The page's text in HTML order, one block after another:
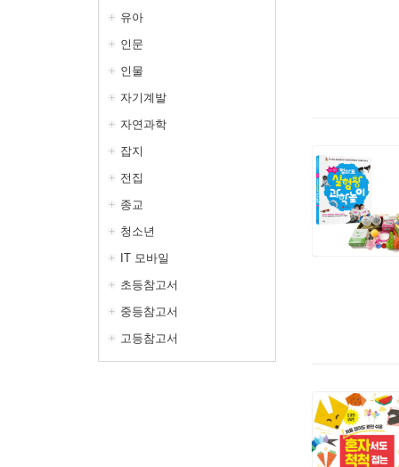
유아
인문
인물
자기계발
자연과학
잡지
전집
종교
청소년
IT 모바일
초등참고서
중등참고서
고등참고서